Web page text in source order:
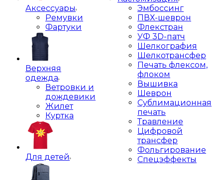
Аксессуары
Ремувки
Фартуки
Верхняя
одежда
Ветровки и
дождевики
Жилет
Куртка
Для детей
Эмбоссинг
ПВХ-шеврон
Флекстран
УФ 3D-патч
Шелкография
Шелкотрансфер
Печать флексом,
флоком
Вышивка
Шеврон
Сублимационная
печать
Травление
Цифровой
трансфер
Фольгирование
Спецэффекты